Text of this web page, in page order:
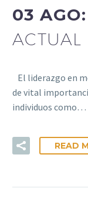
03 AGO:
ACTUAL
El liderazgo en
de vital
individuos como…
READ